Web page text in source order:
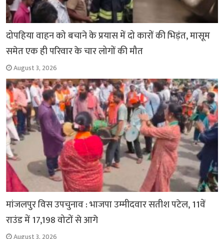
दोपहिया वाहन को बचाने के प्रयास में दो कारों की भिड़ंत, मासूम
समेत एक ही परिवार के चार लोगों की मौत
August 3, 2026
मांजलपुर विस उपचुनाव : भाजपा उम्मीदवार सतीश पटेल, 11वें
राउंड में 17,198 वोटों से आगे